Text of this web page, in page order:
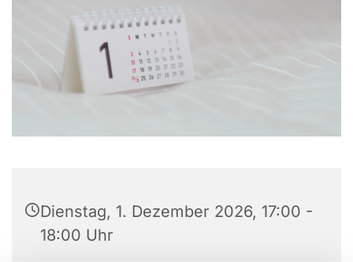
Dienstag, 1. Dezember 2026, 17:00 -
18:00 Uhr